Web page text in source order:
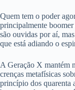
Quem tem o poder
principalmente boomer
são ouvidas por aí,
que está adiando o
A Geração X mantém
crenças metafísicas
princípio dos quarenta